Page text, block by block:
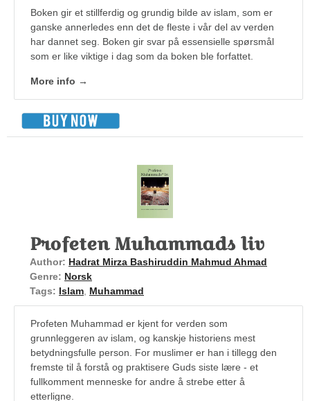
Boken gir et stillferdig og grundig bilde av islam, som er
ganske annerledes enn det de fleste i vår del av verden
har dannet seg. Boken gir svar på essensielle spørsmål
som er like viktige i dag som da boken ble forfattet.
More info →
Profeten Muhammads liv
Author: Hadrat Mirza Bashiruddin Mahmud Ahmad
Genre: Norsk
Tags: Islam Muhammad
Profeten Muhammad er kjent for verden som
grunnleggeren av islam, og kanskje historiens mest
betydningsfulle person. For muslimer er han i tillegg den
fremste til å forstå og praktisere Guds siste lære - et
fullkomment menneske for andre å strebe etter å
etterligne.